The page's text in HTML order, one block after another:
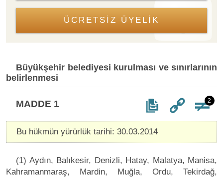
ÜCRETSİZ ÜYELİK
Büyükşehir belediyesi kurulması ve sınırlarının
belirlenmesi
MADDE 1 2
Bu hükmün yürürlük tarihi: 30.03.2014
(1) Aydın, Balıkesir, Denizli, Hatay, Malatya, Manisa,
Kahramanmaraş, Mardin, Muğla, Ordu, Tekirdağ,